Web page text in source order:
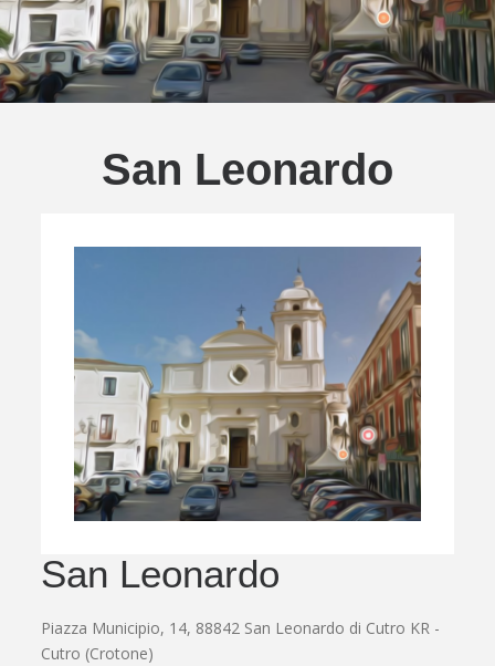
San Leonardo
San Leonardo
Piazza Municipio, 14, 88842 San Leonardo di Cutro KR -
Cutro (Crotone)